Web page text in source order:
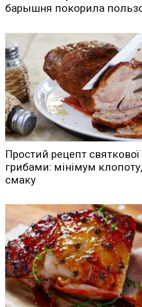
барышня покорила
Простий рецепт
грибами: мінімум
смаку